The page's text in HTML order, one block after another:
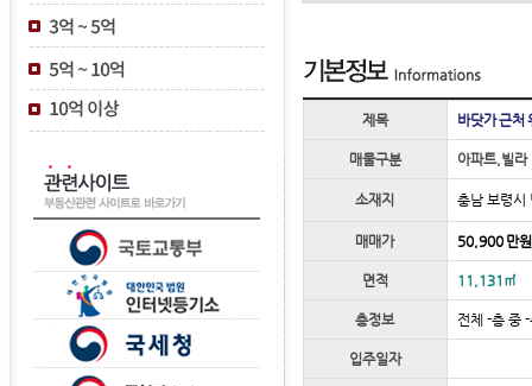
제목 바닷가 근처
매물구분 아파트,빌라
소재지 충남 보령시
매매가 50,900 만원
면적 11,131㎡
층정보 전체 -층 중 -
입주일자